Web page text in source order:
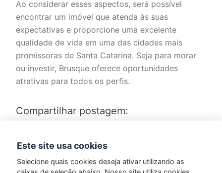
Ao considerar esses aspectos, será possível
encontrar um imóvel que atenda às suas
expectativas e proporcione uma excelente
qualidade de vida em uma das cidades mais
promissoras de Santa Catarina. Seja para morar
ou investir, Brusque oferece oportunidades
atrativas para todos os perfis.
Compartilhar postagem:
Este site usa cookies
Selecione quais cookies deseja ativar utilizando as